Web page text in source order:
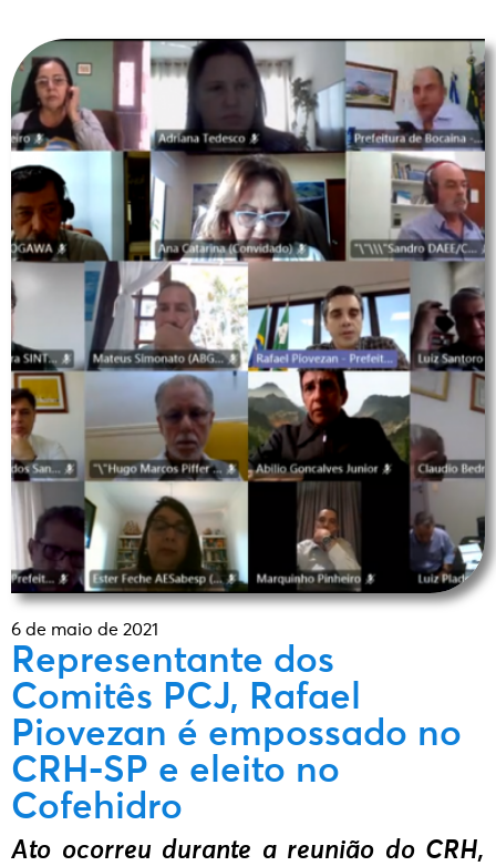
6 de maio de 2021
Representante dos
Comitês PCJ, Rafael
Piovezan é empossado no
CRH-SP e eleito no
Cofehidro
Ato ocorreu durante a reunião do CRH,